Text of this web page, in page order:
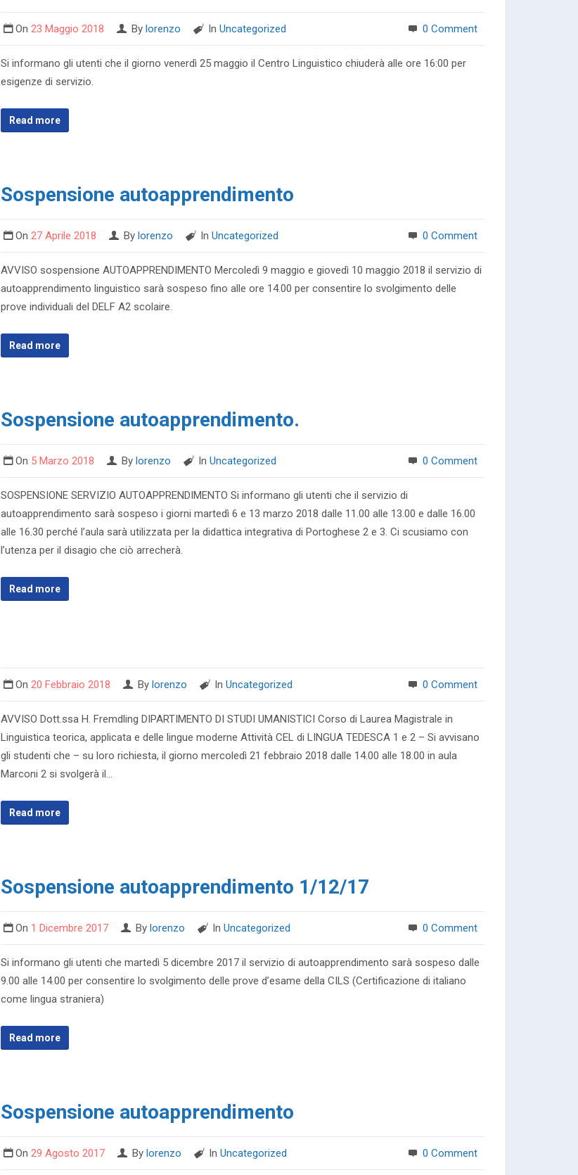
On 23 Maggio 2018 By lorenzo In Uncategorized 0 Comment
Si informano gli utenti che il giorno venerdì 25 maggio il Centro Linguistico chiuderà alle ore 16:00 per
esigenze di servizio.
Read more
Sospensione autoapprendimento
On 27 Aprile 2018 By lorenzo In Uncategorized 0 Comment
AVVISO sospensione AUTOAPPRENDIMENTO Mercoledì 9 maggio e giovedì 10 maggio 2018 il servizio di
autoapprendimento linguistico sarà sospeso fino alle ore 14.00 per consentire lo svolgimento delle
prove individuali del DELF A2 scolaire.
Read more
Sospensione autoapprendimento.
On 5 Marzo 2018 By lorenzo In Uncategorized 0 Comment
SOSPENSIONE SERVIZIO AUTOAPPRENDIMENTO Si informano gli utenti che il servizio di
autoapprendimento sarà sospeso i giorni martedì 6 e 13 marzo 2018 dalle 11.00 alle 13.00 e dalle 16.00
alle 16.30 perché l’aula sarà utilizzata per la didattica integrativa di Portoghese 2 e 3. Ci scusiamo con
l’utenza per il disagio che ciò arrecherà.
Read more
On 20 Febbraio 2018 By lorenzo In Uncategorized 0 Comment
AVVISO Dott.ssa H. Fremdling DIPARTIMENTO DI STUDI UMANISTICI Corso di Laurea Magistrale in
Linguistica teorica, applicata e delle lingue moderne Attività CEL di LINGUA TEDESCA 1 e 2 – Si avvisano
gli studenti che – su loro richiesta, il giorno mercoledì 21 febbraio 2018 dalle 14.00 alle 18.00 in aula
Marconi 2 si svolgerà il…
Read more
Sospensione autoapprendimento 1/12/17
On 1 Dicembre 2017 By lorenzo In Uncategorized 0 Comment
Si informano gli utenti che martedì 5 dicembre 2017 il servizio di autoapprendimento sarà sospeso dalle
9.00 alle 14.00 per consentire lo svolgimento delle prove d’esame della CILS (Certificazione di italiano
come lingua straniera)
Read more
Sospensione autoapprendimento
On 29 Agosto 2017 By lorenzo In Uncategorized 0 Comment